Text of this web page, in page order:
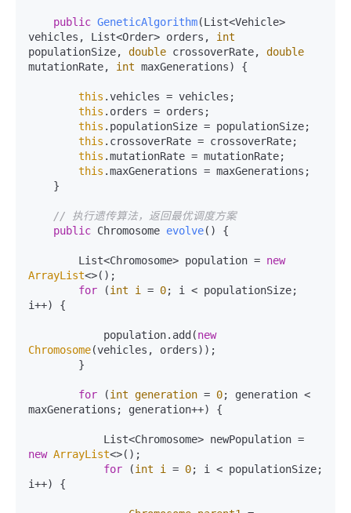
public GeneticAlgorithm(List<Vehicle>
vehicles, List<Order> orders, int
populationSize, double crossoverRate, double
mutationRate, int maxGenerations) {
this .vehicles = vehicles;
this .orders = orders;
this .populationSize = populationSize;
this .crossoverRate = crossoverRate;
this .mutationRate = mutationRate;
this .maxGenerations = maxGenerations;
// 执行遗传算法，返回最优调度方案
public Chromosome evolve() {
        List<Chromosome> population =
new
ArrayList<>();
for (int i = 0; i < populationSize;
i++) {
            population.add(
new
Chromosome(vehicles, orders));
for (int generation = 0; generation <
maxGenerations; generation++) {
new ArrayList<>();
for (int i = 0; i < populationSize;
i++) {